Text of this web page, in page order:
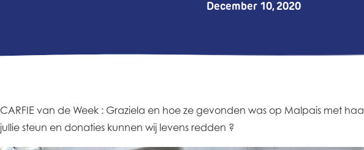
December 10, 2020
CARFIE van de Week : Graziela en hoe ze gevonden was op Malpais met
jullie steun en donaties kunnen wij levens redden ?